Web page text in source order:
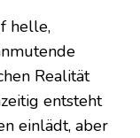
helle,
Realität
entsteht
einlädt, aber